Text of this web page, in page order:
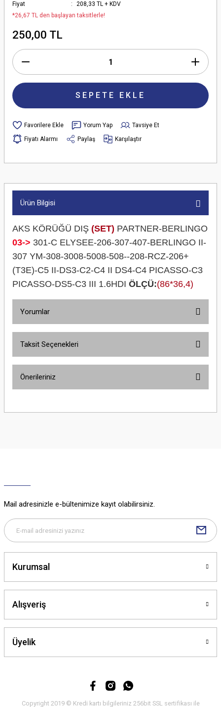
Fiyat
208,33 TL + KDV
*26,67 TL den başlayan taksitlerle!
250,00 TL
SEPETE EKLE
Yorum Yap
Tavsiye Et
Fiyatı Alarmı
Paylaş Karşılaştır
Ürün Bilgisi
AKS KÖRÜĞÜ DIŞ (SET) PARTNER-BERLINGO
03-> 301-C ELYSEE-206-307-407-BERLINGO II-
307 YM-308-3008-5008-508--208-RCZ-206+
(T3E)-C5 II-DS3-C2-C4 II DS4-C4 PICASSO-C3
PICASSO-DS5-C3 III 1.6HDI ÖLÇÜ:(86*36,4)
Yorumlar
Taksit Seçenekleri
Önerileriniz
yetersiz gördüğünüz noktaları öneri formunu kullanarak tarafımıza
Bu ürüne benzer farklı alternatifler olmalı.
Mail adresinizle e-bültenimize kayıt olabilirsiniz.
Kurumsal
Alışveriş
Üyelik
Copyright 2019 © Kredi kartı bilgileriniz 256bit SSL sertifikası ile